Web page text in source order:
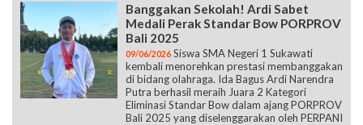
Banggakan Sekolah! Ardi Sabet
Medali Perak Standar Bow PORPROV
Bali 2025
09/06/2026 Siswa SMA Negeri 1 Sukawati
kembali menorehkan prestasi membanggakan
di bidang olahraga. Ida Bagus Ardi Narendra
Putra berhasil meraih Juara 2 Kategori
Eliminasi Standar Bow dalam ajang PORPROV
Bali 2025 yang diselenggarakan oleh PERPANI